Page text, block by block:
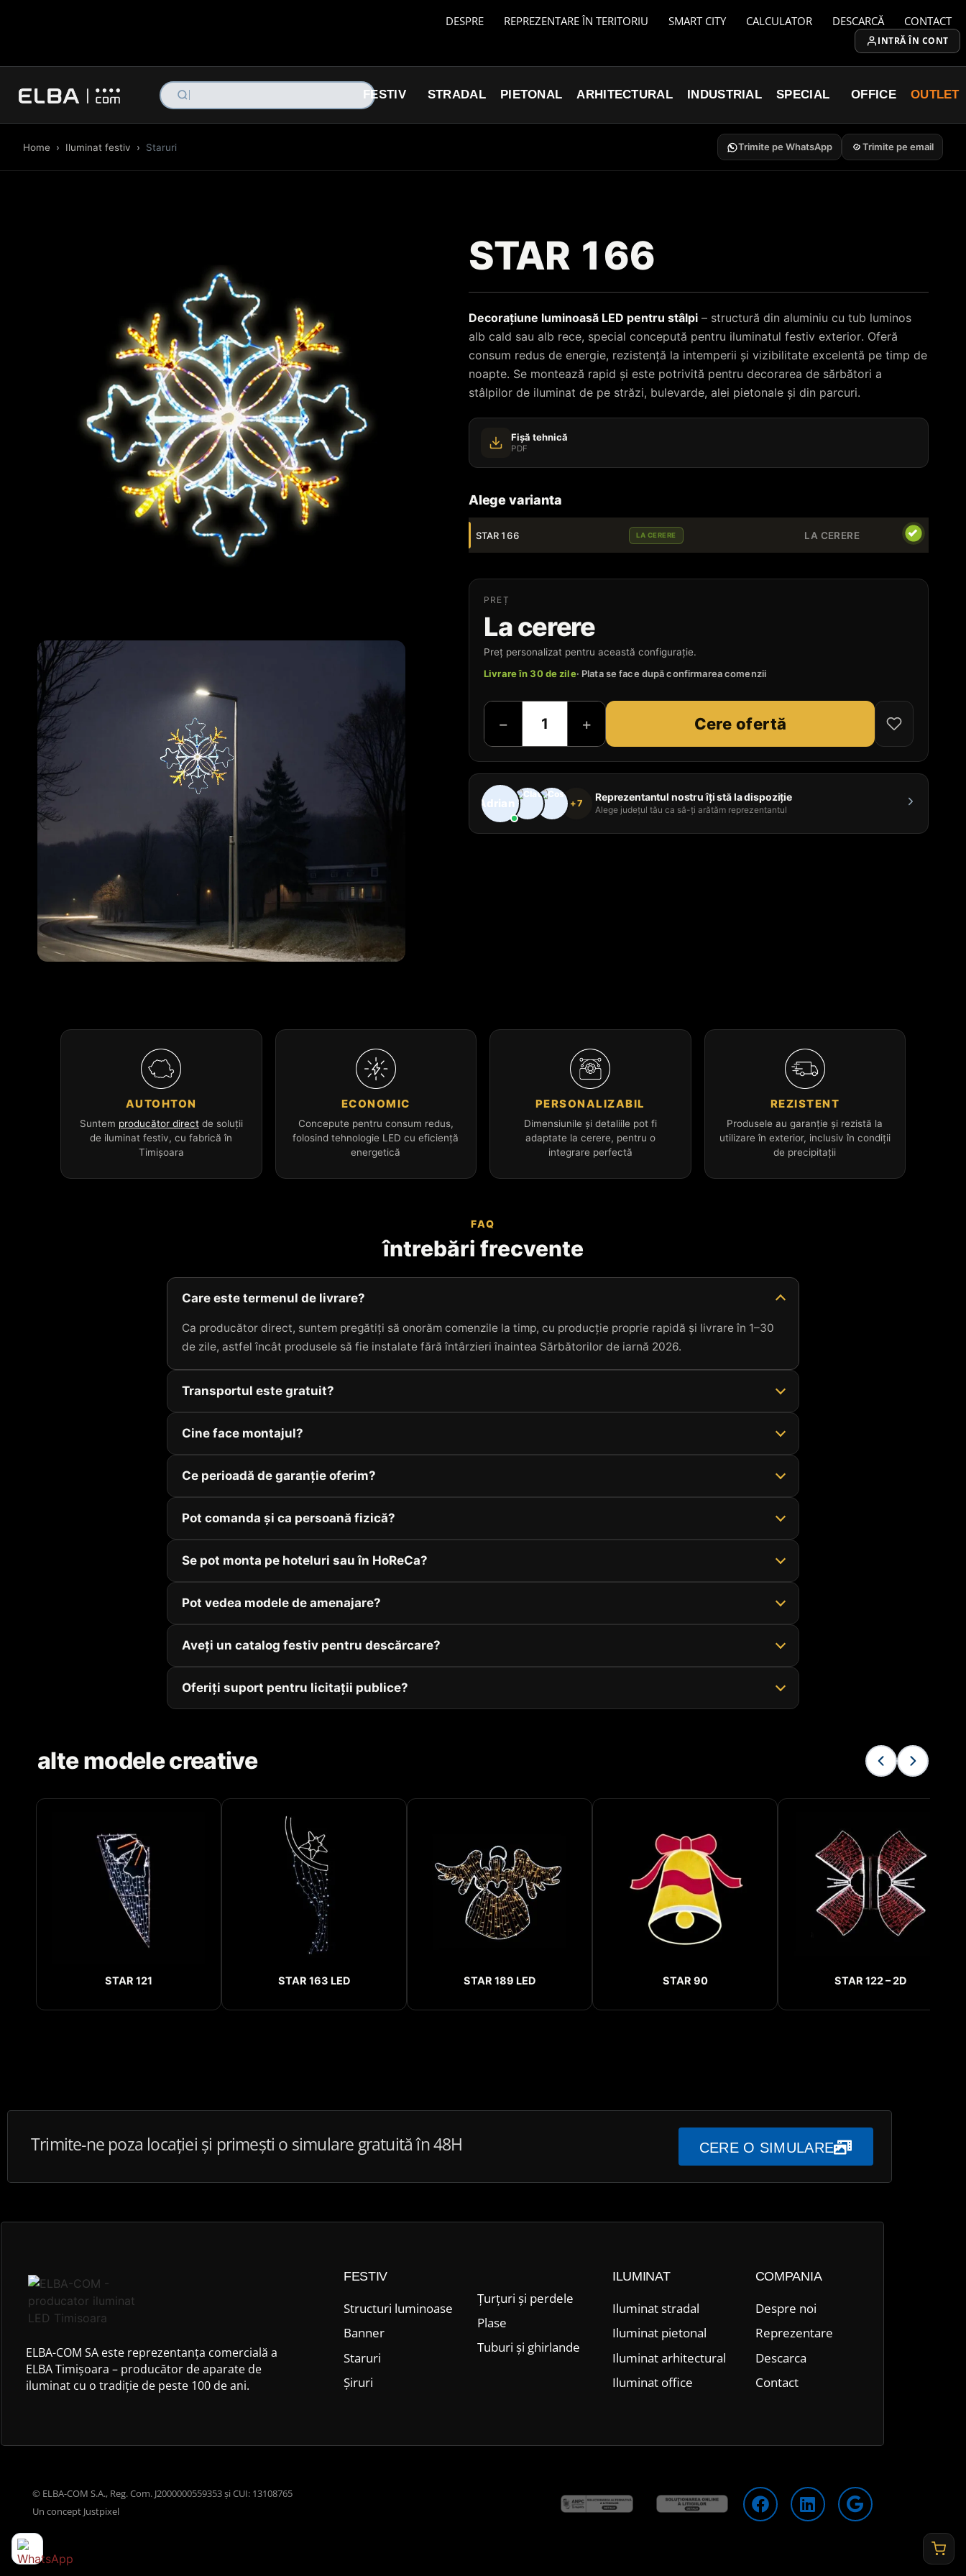
DESPRE REPREZENTARE ÎN TERITORIU SMART CITY CALCULATOR DESCARCĂ CONTACT
INTRĂ ÎN CONT
FESTIV STRADAL PIETONAL ARHITECTURAL INDUSTRIAL SPECIAL OFFICE OUTLET
Home › Iluminat festiv › Staruri Trimite pe WhatsApp Trimite pe email
STAR 166
Decorațiune luminoasă LED pentru stâlpi – structură din aluminiu cu tub luminos
alb cald sau alb rece, special concepută pentru iluminatul festiv exterior. Oferă
consum redus de energie, rezistență la intemperii și vizibilitate excelentă pe timp de
noapte. Se montează rapid și este potrivită pentru decorarea de sărbători a
stâlpilor de iluminat de pe străzi, bulevarde, alei pietonale și din parcuri.
Fișă tehnică
PDF
Alege varianta
STAR 166 LA CERERE LA CERERE
PREȚ
La cerere
Preț personalizat pentru această configurație.
Livrare în 30 de zile· Plata se face după confirmarea comenzii
− + Cere ofertă
+7
Reprezentantul nostru îți stă la dispoziție
Alege județul tău ca să-ți arătăm reprezentantul
AUTOHTON
Suntem producător directde soluții
de iluminat festiv, cu fabrică în
Timișoara
ECONOMIC
Concepute pentru consum redus,
folosind tehnologie LED cu eficiență
energetică
PERSONALIZABIL
Dimensiunile și detaliile pot fi
adaptate la cerere, pentru o
integrare perfectă
REZISTENT
Produsele au garanție și rezistă la
utilizare în exterior, inclusiv în condiții
de precipitații
FAQ
întrebări frecvente
Care este termenul de livrare?
Ca producător direct, suntem pregătiți să onorăm comenzile la timp, cu producție proprie rapidă și livrare în 1–30
de zile, astfel încât produsele să fie instalate fără întârzieri înaintea Sărbătorilor de iarnă 2026.
Transportul este gratuit?
Cine face montajul?
Ce perioadă de garanție oferim?
Pot comanda și ca persoană fizică?
Se pot monta pe hoteluri sau în HoReCa?
Pot vedea modele de amenajare?
Aveți un catalog festiv pentru descărcare?
Oferiți suport pentru licitații publice?
alte modele creative
STAR 121 STAR 163 LED STAR 189 LED STAR 90 STAR 122 – 2D
Trimite-ne poza locației și primești o simulare gratuită în 48H CERE O SIMULARE
ELBA-COM SA este reprezentanța comercială a
ELBA Timișoara – producător de aparate de
iluminat cu o tradiție de peste 100 de ani.
FESTIV
Structuri luminoase
Banner
Staruri
Șiruri
Țurțuri și perdele
Plase
Tuburi și ghirlande
ILUMINAT
Iluminat stradal
Iluminat pietonal
Iluminat arhitectural
Iluminat office
COMPANIA
Despre noi
Reprezentare
Descarca
Contact
© ELBA-COM S.A., Reg. Com. J2000000559353 și CUI: 13108765
Un concept Justpixel